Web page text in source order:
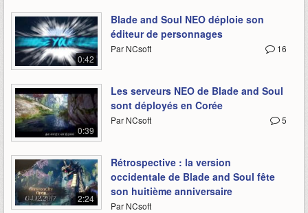
0:42
Blade and Soul NEO déploie son
éditeur de personnages
16
Par NCsoft
0:39
Les serveurs NEO de Blade and Soul
sont déployés en Corée
5
Par NCsoft
2:24
Rétrospective : la version
occidentale de Blade and Soul fête
son huitième anniversaire
Par NCsoft